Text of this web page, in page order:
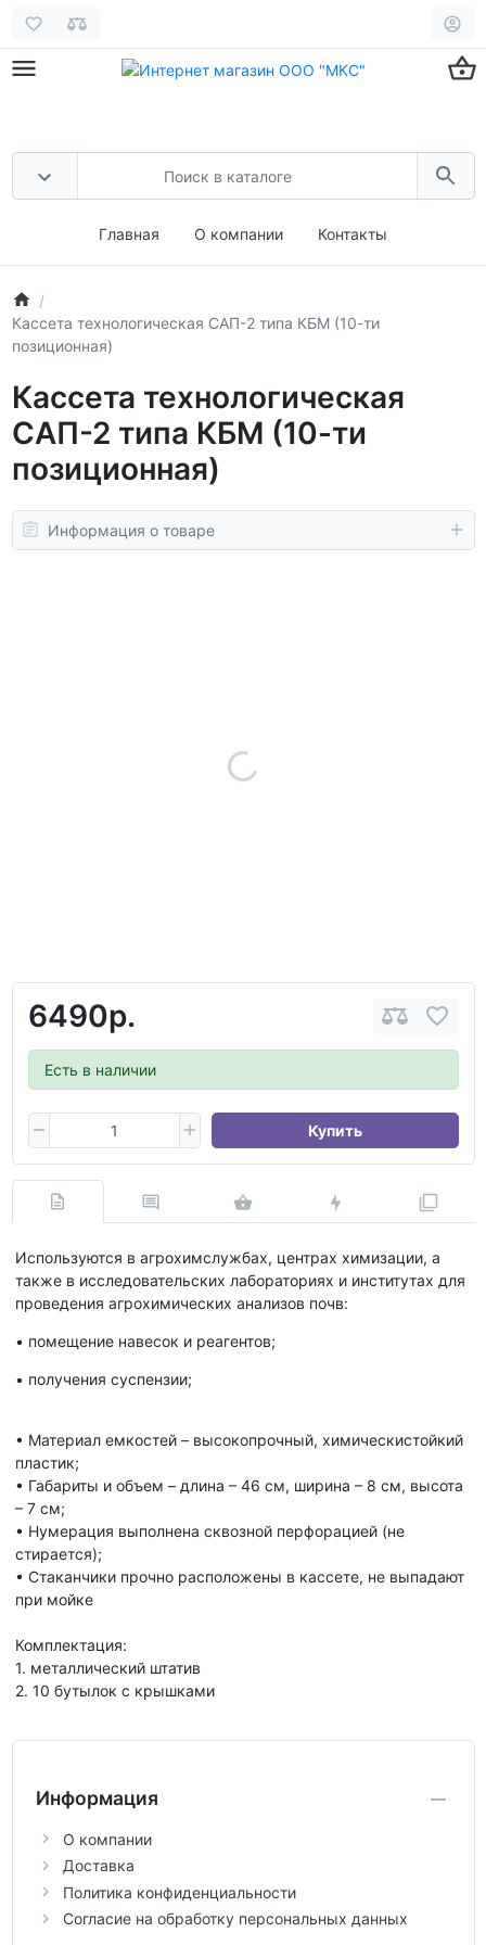
Главная О компании Контакты
Кассета технологическая САП-2 типа КБМ (10-ти
позиционная)
Кассета технологическая
САП-2 типа КБМ (10-ти
позиционная)
Информация о товаре
6490р.
Есть в наличии
Купить
Используются в агрохимслужбах, центрах химизации, а
также в исследовательских лабораториях и институтах для
проведения агрохимических анализов почв:
• помещение навесок и реагентов;
• получения суспензии;
• Материал емкостей – высокопрочный, химическистойкий
пластик;
• Габариты и объем – длина – 46 см, ширина – 8 см, высота
– 7 см;
• Нумерация выполнена сквозной перфорацией (не
стирается);
• Стаканчики прочно расположены в кассете, не выпадают
при мойке
Комплектация:
1. металлический штатив
2. 10 бутылок с крышками
Информация
О компании
Доставка
Политика конфиденциальности
Согласие на обработку персональных данных